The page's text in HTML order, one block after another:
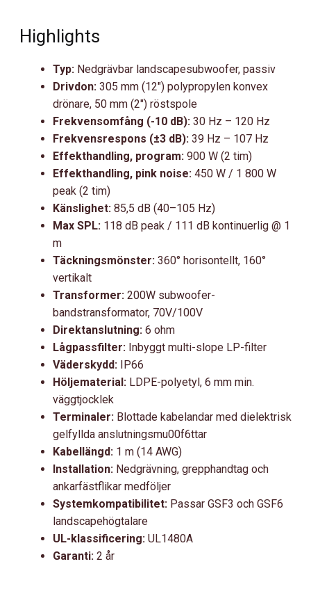
Highlights
Typ: Nedgrävbar landscapesubwoofer, passiv
Drivdon: 305 mm (12″) polypropylen konvex
drönare, 50 mm (2″) röstspole
Frekvensomfång (-10 dB): 30 Hz – 120 Hz
Frekvensrespons (±3 dB): 39 Hz – 107 Hz
Effekthandling, program: 900 W (2 tim)
Effekthandling, pink noise: 450 W / 1 800 W
peak (2 tim)
Känslighet: 85,5 dB (40–105 Hz)
Max SPL: 118 dB peak / 111 dB kontinuerlig @ 1
m
Täckningsmönster: 360° horisontellt, 160°
vertikalt
Transformer: 200W subwoofer-
bandstransformator, 70V/100V
Direktanslutning: 6 ohm
Lågpassfilter: Inbyggt multi-slope LP-filter
Väderskydd: IP66
Höljematerial: LDPE-polyetyl, 6 mm min.
väggtjocklek
Terminaler: Blottade kabelandar med dielektrisk
gelfyllda anslutningsmu00f6ttar
Kabellängd: 1 m (14 AWG)
Installation: Nedgrävning, grepphandtag och
ankarfästflikar medföljer
Systemkompatibilitet: Passar GSF3 och GSF6
landscapehögtalare
UL-klassificering: UL1480A
Garanti: 2 år